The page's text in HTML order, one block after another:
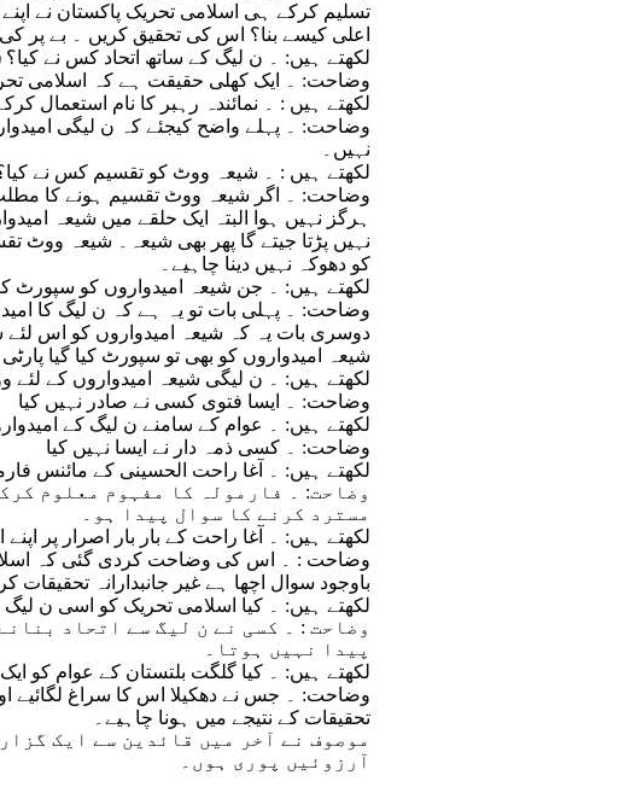
تسلیم کرکے ہی اسلامی تحریک پاکستان نے اپنے
اعلی کیسے بنا؟ اس کی تحقیق کریں ۔ بے پر کی
(6) لکھتے ہیں: ۔ ن لیگ کے ساتھ اتحاد کس نے کیا؟
وضاحت: ۔ ایک کھلی حقیقت ہے کہ اسلامی
(7) لکھتے ہیں : ۔ نمائندہ رہبر کا نام
وضاحت: ۔ پہلے واضح کیجئے کہ ن لیگی
نہیں۔
(8) لکھتے ہیں : ۔ شیعہ ووٹ کو تقسیم کس نے
وضاحت: ۔ اگر شیعہ ووٹ تقسیم ہونے کا
ہرگز نہیں ہوا البتہ ایک حلقے میں شیعہ
نہیں پڑتا جیتے گا پھر بھی شیعہ۔ شیعہ
کو دھوکہ نہیں دینا چاہیے۔
(9) لکھتے ہیں: ۔ جن شیعہ امیدواروں کو سپورٹ
وضاحت: ۔ پہلی بات تو یہ ہے کہ ن لیگ کا
دوسری بات یہ کہ شیعہ امیدواروں کو اس لئے
شیعہ امیدواروں کو بھی تو سپورٹ کیا گیا
(10) لکھتے ہیں: ۔ ن لیگی شیعہ امیدواروں کے
وضاحت: ۔ ایسا فتوی کسی نے صادر نہیں کیا
(11) لکھتے ہیں: ۔ عوام کے سامنے ن لیگ کے
وضاحت: ۔ کسی ذمہ دار نے ایسا نہیں کیا
(12) لکھتے ہیں: ۔ آغا راحت الحسینی کے مائنس
وضاحت: ۔ فارمولہ کا مفہوم معلوم
مسترد کرنے کا سوال پیدا ہو۔
(13) لکھتے ہیں: ۔ آغا راحت کے بار بار اصرار پر
وضاحت : ۔ اس کی وضاحت کردی گئی کہ اسلامی
باوجود سوال اچھا ہے غیر جانبدارانہ
(14) لکھتے ہیں: ۔ کیا اسلامی تحریک کو اسی ن لیگ
وضاحت : ۔ کسی نے ن لیگ سے اتحاد
پیدا نہیں ہوتا۔
(15) لکھتے ہیں: ۔ کیا گلگت بلتستان کے عوام کو
وضاحت: ۔ جس نے دھکیلا اس کا سراغ لگائیے
تحقیقات کے نتیجے میں ہونا چاہیے۔
موصوف نے آخر میں قائدین سے ایک
آرزوئیں پوری ہوں۔